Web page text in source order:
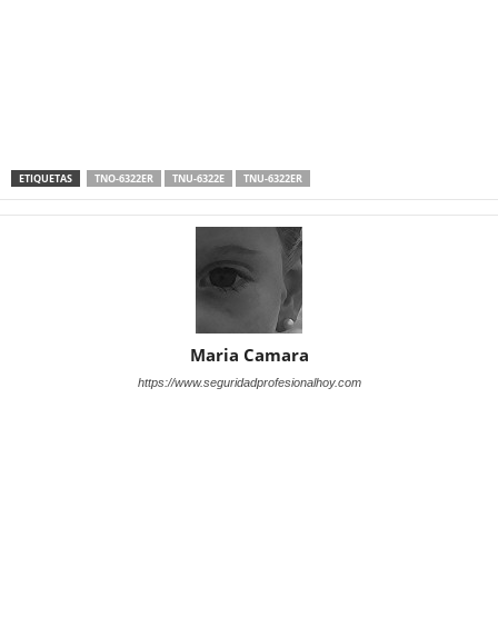
ETIQUETAS TNO-6322ER TNU-6322E TNU-6322ER
Maria Camara
https://www.seguridadprofesionalhoy.com